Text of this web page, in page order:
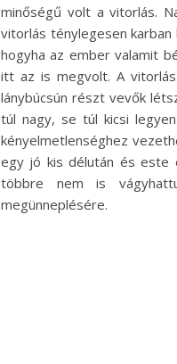
minőségű volt a vitorlás.
vitorlás ténylegesen
hogyha az ember valamit
itt az is megvolt. A
lánybúcsún részt vevők
túl nagy, se túl kicsi
kényelmetlenséghez
egy jó kis délután és este
többre nem is
megünneplésére.